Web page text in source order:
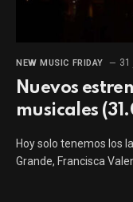
NEW MUSIC FRIDAY 31
Nuevos
musicales
Hoy solo tenemos los
Grande, Francisca